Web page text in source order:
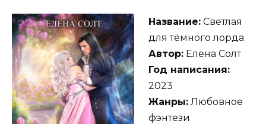
Название: Светлая
для тёмного лорда
Автор: Елена Солт
Год написания:
2023
Жанры: Любовное
фэнтези